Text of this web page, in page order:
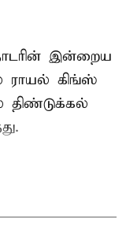
இன்றைய
ராயல் கிங்ஸ்
திண்டுக்கல்